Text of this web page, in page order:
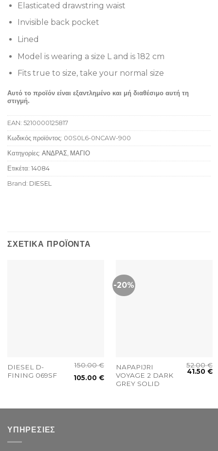
Elasticated drawstring waist
Invisible back pocket
Lined
Model is wearing a size L and is 182 cm
Fits true to size, take your normal size
Αυτό το προϊόν είναι εξαντλημένο και μή διαθέσιμο αυτή τη
στιγμή.
EAN: 5210000125817
Κωδικός προϊόντος: 00S0L6-0NCAW-900
Κατηγορίες: ΑΝΔΡΑΣ ΜΑΓΙΟ
Ετικέτα: 14084
Brand: DIESEL
ΣΧΕΤΙΚΆ ΠΡΟΪΌΝΤΑ
DIESEL D-
FINING 069SF
150.00€
105.00€
-20%
NAPAPIJRI
VOYAGE 2 DARK
GREY SOLID
52.00€
41.50€
ΥΠΗΡΕΣΙΕΣ